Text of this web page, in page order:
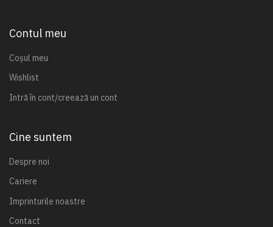
Contul meu
Coșul meu
Wishlist
Intră în cont/creează un cont
Cine suntem
Despre noi
Cariere
Imprinturile noastre
Contact